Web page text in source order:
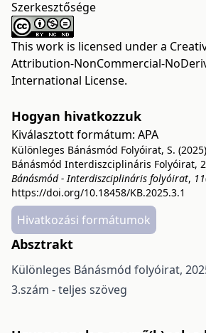
Szerkesztősége
This work is licensed under a
Attribution-NonCommercial-
International License.
Hogyan hivatkozzuk
Kiválasztott formátum: APA
Különleges Bánásmód Folyóirat, S.
Bánásmód Interdiszciplináris Folyóirat,
Bánásmód - Interdiszciplináris folyóirat, 11
https://doi.org/10.18458/KB.2025.3.1
Hivatkozási formátumok
Absztrakt
Különleges Bánásmód folyóirat,
3.szám - teljes szöveg